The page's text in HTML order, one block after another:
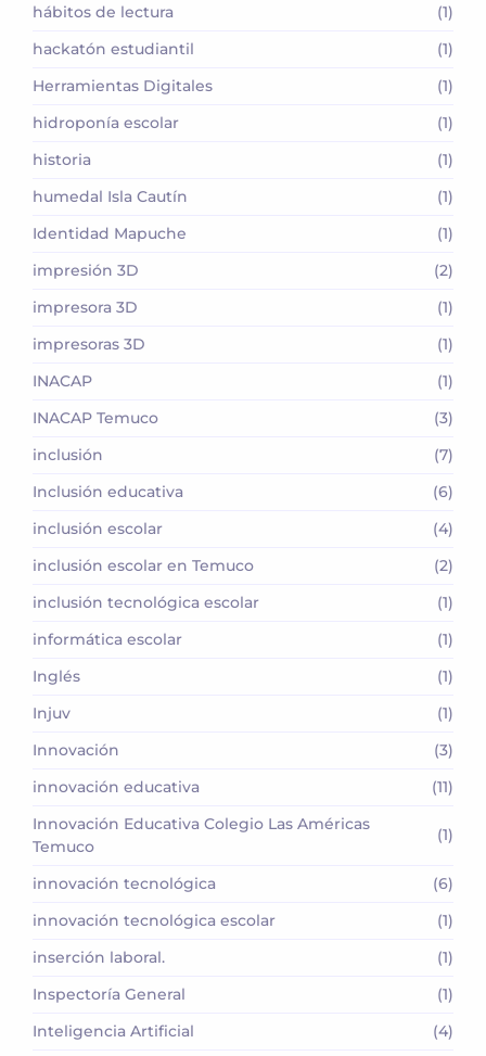
hábitos de lectura
(1)
hackatón estudiantil
(1)
Herramientas Digitales
(1)
hidroponía escolar
(1)
historia
(1)
humedal Isla Cautín
(1)
Identidad Mapuche
(1)
impresión 3D
(2)
impresora 3D
(1)
impresoras 3D
(1)
INACAP
(1)
INACAP Temuco
(3)
inclusión
(7)
Inclusión educativa
(6)
inclusión escolar
(4)
inclusión escolar en Temuco
(2)
inclusión tecnológica escolar
(1)
informática escolar
(1)
Inglés
(1)
Injuv
(1)
Innovación
(3)
innovación educativa
(11)
Innovación Educativa Colegio Las Américas
Temuco
(1)
innovación tecnológica
(6)
innovación tecnológica escolar
(1)
inserción laboral.
(1)
Inspectoría General
(1)
Inteligencia Artificial
(4)